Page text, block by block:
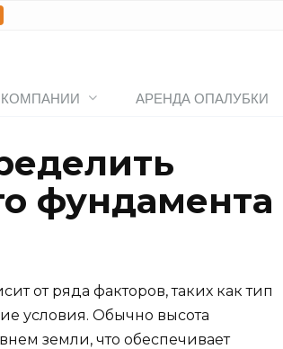
АРЕНДА ОПАЛУБКИ
фундамента
от ряда факторов, таких как тип
условия. Обычно высота
земли, что обеспечивает